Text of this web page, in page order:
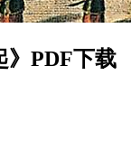
》PDF下载